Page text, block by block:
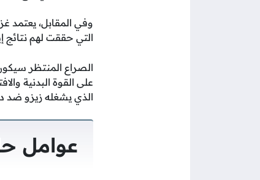
وفي المقابل، يعتمد
التي حققت لهم نتائج
الصراع المنتظر
على القوة البدنية
الذي يشغله زيزو ضد
عوامل